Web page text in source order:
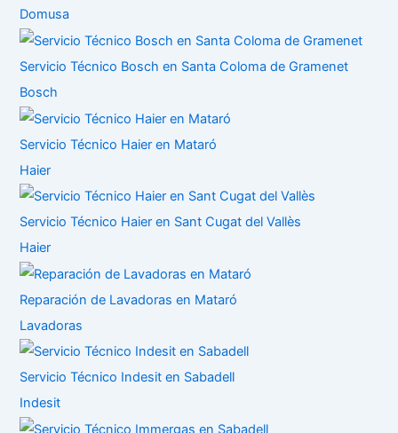
Domusa
Servicio Técnico Bosch en Santa Coloma de Gramenet
Bosch
Servicio Técnico Haier en Mataró
Haier
Servicio Técnico Haier en Sant Cugat del Vallès
Haier
Reparación de Lavadoras en Mataró
Lavadoras
Servicio Técnico Indesit en Sabadell
Indesit